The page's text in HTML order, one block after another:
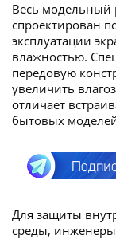
Весь модельный
спроектирован
эксплуатации
влажностью.
передовую
увеличить
отличает
бытовых
Для защиты
среды,